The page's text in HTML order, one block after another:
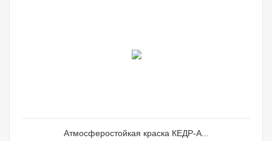
Атмосферостойкая краска КЕДР-А...